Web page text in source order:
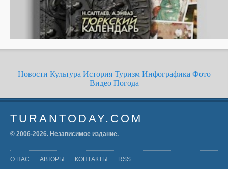
Новости Культура История Туризм Инфографика Фото
Видео Погода
TURANTODAY.COM
© 2006-2026. Независимое издание.
О НАС АВТОРЫ КОНТАКТЫ RSS